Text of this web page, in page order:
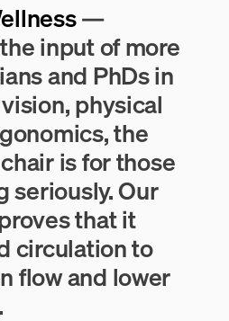
—
input of more
and PhDs in
physical
the
is for those
seriously. Our
that it
circulation to
flow and lower